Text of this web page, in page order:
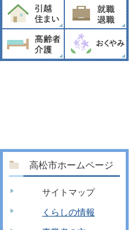
高松市ホームページ
サイトマップ
くらしの情報